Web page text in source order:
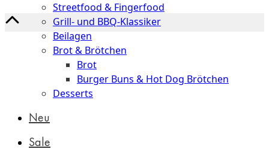
Streetfood & Fingerfood
Grill- und BBQ-Klassiker
Beilagen
Brot & Brötchen
Brot
Burger Buns & Hot Dog Brötchen
Desserts
Neu
Sale